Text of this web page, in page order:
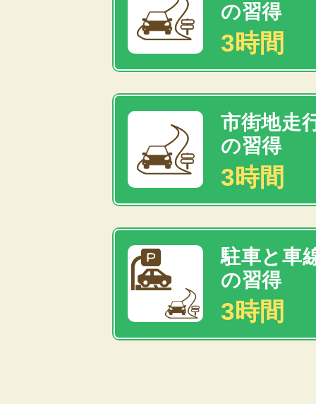
の習得
3時間
市街地走
の習得
3時間
駐車と車
の習得
3時間